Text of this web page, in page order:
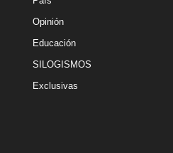
Opinión
Educación
SILOGISMOS
Exclusivas